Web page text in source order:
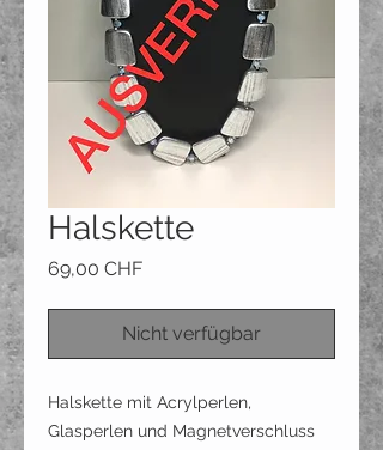
Halskette
69,00 CHFPreis
Nicht verfügbar
Halskette mit Acrylperlen,
Glasperlen und Magnetverschluss